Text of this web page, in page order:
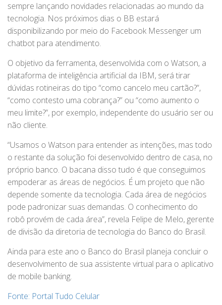
sempre lançando novidades relacionadas ao mundo da
tecnologia. Nos próximos dias o BB estará
disponibilizando por meio do Facebook Messenger um
chatbot para atendimento.
O objetivo da ferramenta, desenvolvida com o Watson, a
plataforma de inteligência artificial da IBM, será tirar
dúvidas rotineiras do tipo “como cancelo meu cartão?”,
“como contesto uma cobrança?” ou “como aumento o
meu limite?”, por exemplo, independente do usuário ser ou
não cliente.
“Usamos o Watson para entender as intenções, mas todo
o restante da solução foi desenvolvido dentro de casa, no
próprio banco. O bacana disso tudo é que conseguimos
empoderar as áreas de negócios. É um projeto que não
depende somente da tecnologia. Cada área de negócios
pode padronizar suas demandas. O conhecimento do
robô provém de cada área”, revela Felipe de Melo, gerente
de divisão da diretoria de tecnologia do Banco do Brasil.
Ainda para este ano o Banco do Brasil planeja concluir o
desenvolvimento de sua assistente virtual para o aplicativo
de mobile banking.
Fonte: Portal Tudo Celular